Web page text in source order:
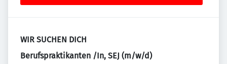
WIR SUCHEN DICH
Berufspraktikanten /In, SEJ (m/w/d)